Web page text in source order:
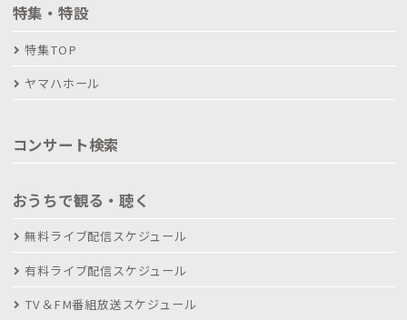
特集・特設
特集TOP
ヤマハホール
コンサート検索
おうちで観る・聴く
無料ライブ配信スケジュール
有料ライブ配信スケジュール
TV＆FM番組放送スケジュール